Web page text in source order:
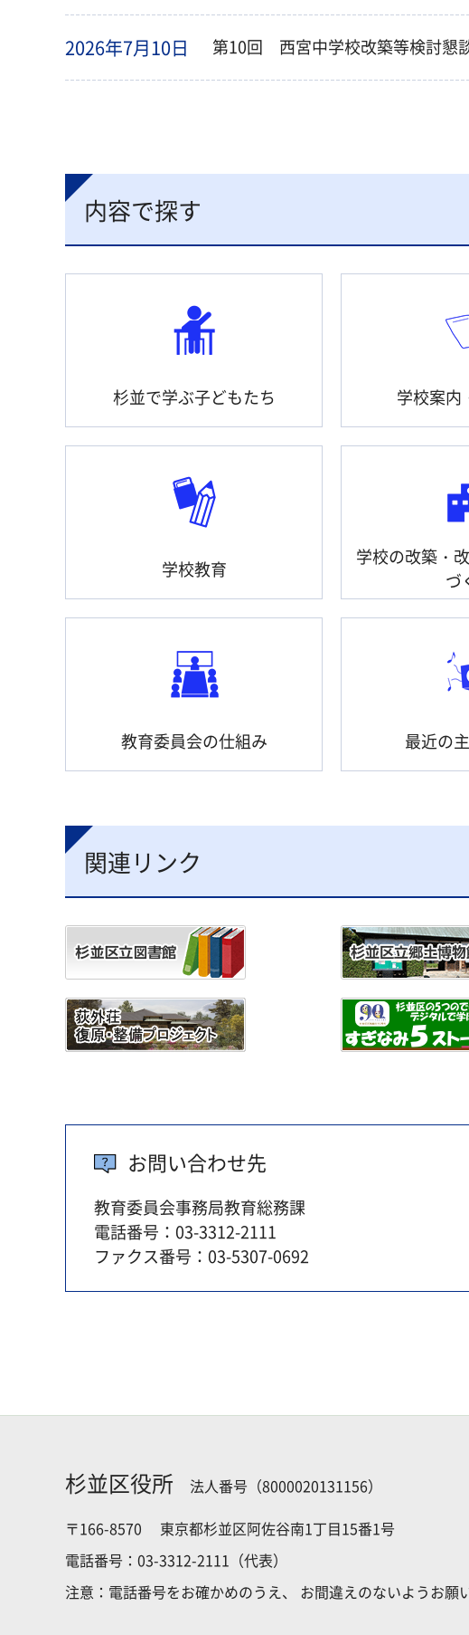
2026年7月10日 第10回 西宮中学校改築等検討懇
内容で探す
杉並で学ぶ子どもたち 学校案内
学校教育
学校の改築・
づ
教育委員会の仕組み 最近の
関連リンク
お問い合わせ先
教育委員会事務局教育総務課
電話番号：03-3312-2111
ファクス番号：03-5307-0692
杉並区役所
法人番号（8000020131156）
〒166-8570
東京都杉並区阿佐谷南1丁目15番1号
電話番号：03-3312-2111（代表）
注意：電話番号をお確かめのうえ、
お間違えのないようお願